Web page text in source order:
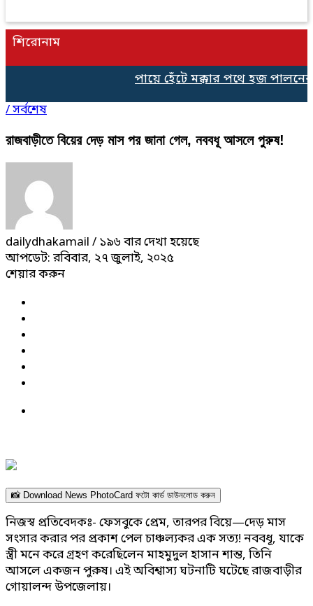
শিরোনাম
পায়ে হেঁটে মক্কার পথে হজ
/সর্বশেষ
রাজবাড়ীতে বিয়ের দেড় মাস পর জানা গেল, নববধূ আসলে পুরুষ!
dailydhakamail / ১৯৬ বার দেখা হয়েছে
আপডেট: রবিবার, ২৭ জুলাই, ২০২৫
শেয়ার করুন
📸 Download News PhotoCard ফটো কার্ড ডাউনলোড করুন
নিজস্ব প্রতিবেদকঃ- ফেসবুকে প্রেম, তারপর বিয়ে—দেড় মাস
সংসার করার পর প্রকাশ পেল চাঞ্চল্যকর এক সত্য! নববধূ, যাকে
স্ত্রী মনে করে গ্রহণ করেছিলেন মাহমুদুল হাসান শান্ত, তিনি
আসলে একজন পুরুষ। এই অবিশ্বাস্য ঘটনাটি ঘটেছে রাজবাড়ীর
গোয়ালন্দ উপজেলায়।